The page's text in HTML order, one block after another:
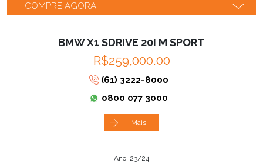
COMPRE AGORA
BMW X1 SDRIVE 20I M SPORT
R$259,000.00
(61) 3222-8000
0800 077 3000
Mais
Ano: 23/24